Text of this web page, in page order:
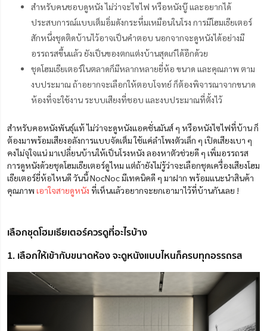
สำหรับคนชอบดูหนัง ไม่ว่าจะไซไฟ หรือหนังบู๊ และอยากได้
ประสบการณ์แบบเต็มอิ่มดังกระหึ่มเหมือนในโรง การมีโฮมเธียเตอร์
สักหนึ่งชุดติดบ้านไว้อาจเป็นคำตอบ นอกจากจะดูหนังได้อย่างมี
อรรถรสขึ้นแล้ว ยังเป็นของตกแต่งบ้านสุดเก๋ได้อีกด้วย
ชุดโฮมเธียเตอร์ในตลาดก็มีหลากหลายยี่ห้อ ขนาด และคุณภาพ ตาม
งบประมาณ ถ้าอยากจะเลือกให้ตอบโจทย์ ก็ต้องพิจารณาจากขนาด
ห้องที่จะใช้งาน ระบบเสียงที่ชอบ และงบประมาณที่ตั้งไว้
สำหรับคอหนังพันธุ์แท้ ไม่ว่าจะดูหนังแอคชั่นมันส์ ๆ หรือหนังไซไฟที่บ้าน ก็
ต้องมาพร้อมเสียงอลังการแบบจัดเต็ม ใช้แค่ลำโพงตัวเล็ก ๆ เปิดเสียงเบา ๆ
คงไม่จุใจแน่ มาเปลี่ยนบ้านให้เป็นโรงหนัง ลองหาตัวช่วยดี ๆ เพิ่มอรรถรส
การดูหนังด้วยชุดโฮมเธียเตอร์ดูไหม แต่ถ้ายังไม่รู้ว่าจะเลือกชุดเครื่องเสียงโฮม
เธียเตอร์ยี่ห้อไหนดี วันนี้ NocNoc มีเทคนิคดี ๆ มาฝาก พร้อมแนะนำสินค้า
คุณภาพ เอาใจสายดูหนัง ที่เห็นแล้วอยากจะยกเอามาไว้ที่บ้านกันเลย !
เลือกชุดโฮมเธียเตอร์ควรดูที่อะไรบ้าง
1. เลือกให้เข้ากับขนาดห้อง จะดูหนังแบบไหนก็ครบทุกอรรถรส